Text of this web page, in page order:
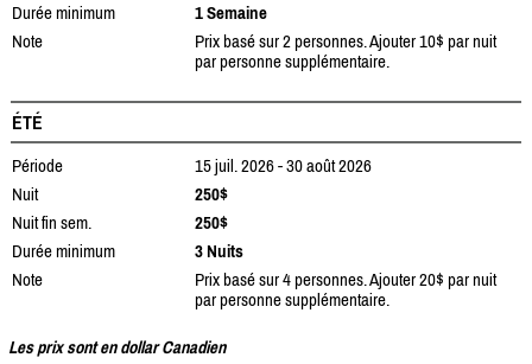
Durée minimum
1 Semaine
Note
Prix basé sur 2 personnes. Ajouter 10$ par nuit
par personne supplémentaire.
ÉTÉ
Période
15 juil. 2026 - 30 août 2026
Nuit
250$
Nuit fin sem.
250$
Durée minimum
3 Nuits
Note
Prix basé sur 4 personnes. Ajouter 20$ par nuit
par personne supplémentaire.
Les prix sont en dollar Canadien